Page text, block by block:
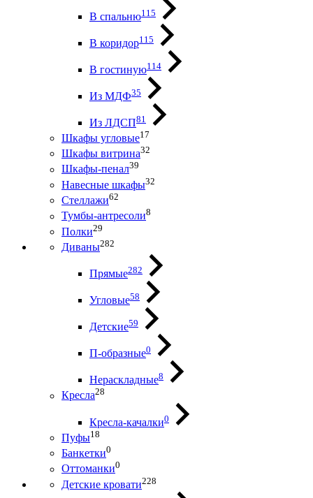
В спальню115
В коридор115
В гостиную114
Из МДФ35
Из ЛДСП81
Шкафы угловые17
Шкафы витрина32
Шкафы-пенал39
Навесные шкафы32
Стеллажи62
Тумбы-антресоли8
Полки29
Диваны282
Прямые282
Угловые58
Детские59
П-образные0
Нераскладные8
Кресла28
Кресла-качалки0
Пуфы18
Банкетки0
Оттоманки0
Детские кровати228